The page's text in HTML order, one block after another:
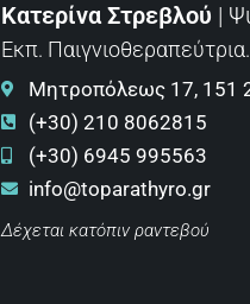
Κατερίνα Στρεβλού |
Εκπ. Παιγνιοθεραπεύτρια.
Μητροπόλεως 17, 151
(+30) 210 8062815
(+30) 6945 995563
info@toparathyro.gr
Δέχεται κατόπιν ραντεβού